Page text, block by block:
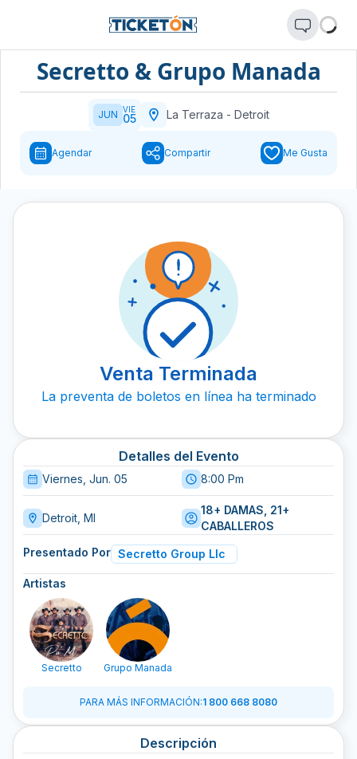
Secretto & Grupo Manada
JUN VIE
05 La Terraza - Detroit
Agendar Compartir Me Gusta
Venta Terminada
La preventa de boletos en línea ha terminado
Detalles del Evento
Viernes, Jun. 05 8:00 Pm
Detroit, MI
18+ DAMAS, 21+
CABALLEROS
Presentado Por Secretto Group Llc
Artistas
Secretto Grupo Manada
PARA MÁS INFORMACIÓN:1 800 668 8080
Descripción